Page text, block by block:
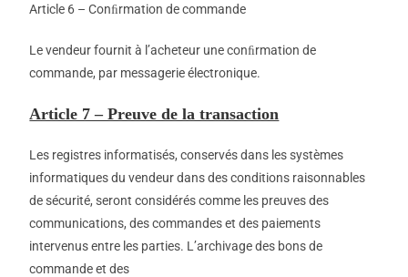
Article 6 – Conﬁrmation de commande
Le vendeur fournit à l’acheteur une conﬁrmation de
commande, par messagerie électronique.
Article 7 – Preuve de la transaction
Les registres informatisés, conservés dans les systèmes
informatiques du vendeur dans des conditions raisonnables
de sécurité, seront considérés comme les preuves des
communications, des commandes et des paiements
intervenus entre les parties. L’archivage des bons de
commande et des